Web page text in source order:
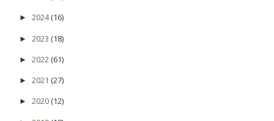
► 2024(16)
► 2023 (18)
► 2022(61)
► 2021 (27)
► 2020(12)